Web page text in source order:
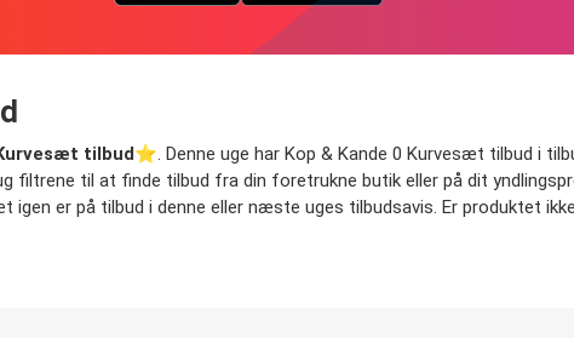
tilbud⭐️. Denne uge har Kop & Kande 0 Kurvesæt tilbud i
filtrene til at finde tilbud fra din foretrukne butik eller på dit
er på tilbud i denne eller næste uges tilbudsavis. Er produktet